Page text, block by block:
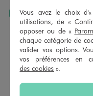
J’AIME FAIRE PLAISIR
Nous vous
montant au choix
GÉMO sont
payer vos achats
dans de jolies
Vous avez le choix
utilisations, de «
opposer ou de «
chaque catégorie de
valider vos options.
vos préférences en
des cookies ».